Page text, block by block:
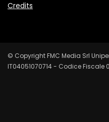
Credits
© Copyright FMC Media Srl
IT04051070714 - Codice Fiscale